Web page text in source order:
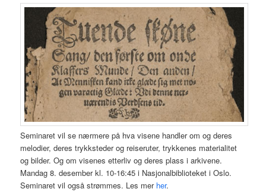
Seminaret vil se nærmere på hva visene handler om og deres
melodier, deres trykksteder og reiseruter, trykkenes materialitet
og bilder. Og om visenes etterliv og deres plass i arkivene.
Mandag 8. desember kl. 10-16:45 i Nasjonalbiblioteket i Oslo.
Seminaret vil også strømmes. Les mer her.